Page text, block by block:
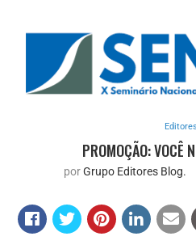
Editores
PROMOÇÃO: VOCÊ
porGrupo Editores Blog.